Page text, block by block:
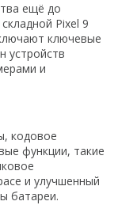
ещё до
Pixel 9
ключевые
устройств
и
кодовое
функции, такие
и улучшенный
батареи.